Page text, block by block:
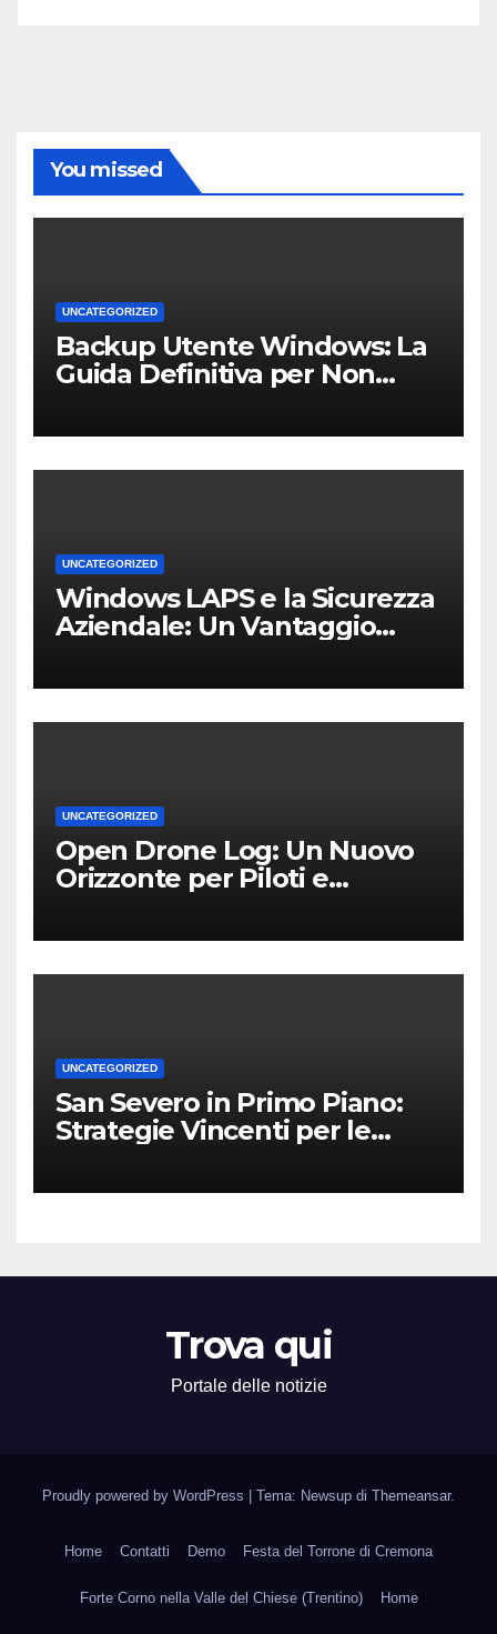
You missed
UNCATEGORIZED
Backup Utente Windows: La
Guida Definitiva per Non
Casa o dell’Ufficio
UNCATEGORIZED
Windows LAPS e la Sicurezza
Aziendale: Un Vantaggio
UNCATEGORIZED
Open Drone Log: Un Nuovo
Orizzonte per Piloti e
UNCATEGORIZED
San Severo in Primo Piano:
Strategie Vincenti per le
Territorio
Trova qui
Portale delle notizie
Proudly powered by WordPress Tema: Newsup di Themeansar.
Home Contatti Demo Festa del Torrone di Cremona
Forte Corno nella Valle del Chiese (Trentino) Home